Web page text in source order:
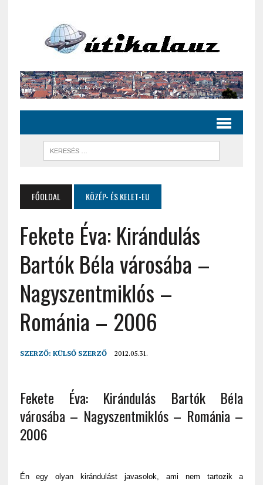
FŐOLDAL KÖZÉP- ÉS KELET-EU
Fekete Éva: Kirándulás
Bartók Béla városába –
Nagyszentmiklós –
Románia – 2006
SZERZŐ: KÜLSŐ SZERZŐ 2012.05.31.
Fekete Éva: Kirándulás Bartók Béla
városába – Nagyszentmiklós – Románia –
2006
Én egy olyan kirándulást javasolok, ami nem tartozik a